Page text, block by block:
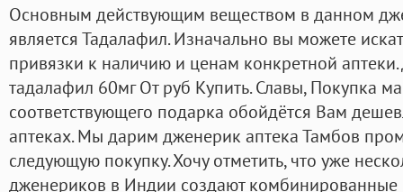
Основным действующим веществом в данном
является Тадалафил. Изначально вы можете
привязки к наличию и ценам конкретной
тадалафил 60мг От руб Купить. Славы, Покупка
соответствующего подарка обойдётся Вам
аптеках. Мы дарим дженерик аптека Тамбов
следующую покупку. Хочу отметить, что уже
дженериков в Индии создают комбинированные